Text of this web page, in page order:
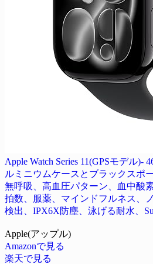
Apple Watch Series 11(GPSモデル)-
ルミニウムケースとブラックスポ
無呼吸、高血圧パターン、血中酸
拍数、服薬、マインドフルネス、
検出、IPX6X防塵、泳げる耐水、
Apple(アップル)
Amazonで見る
楽天で見る